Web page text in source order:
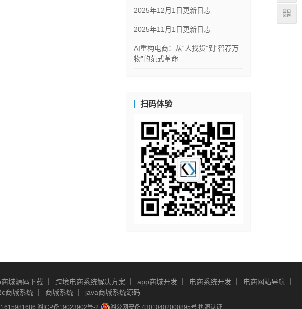
2025年12月1日更新日志
2025年11月1日更新日志
AI重构电商：从“人找货”到“智荐万
物”的范式革命
扫码体验
城源码下载 跨境电商系统解决方案 app商城开发 电商系统开发
电商网站导航
商城系统 商城系统 java商城系统源码
615981686 湘ICP备19023902号-2 湘公网安备 43010402000895号 执照认证